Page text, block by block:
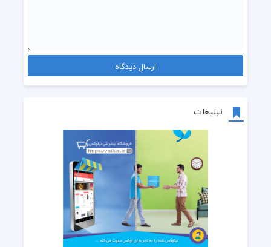
تبلیغات
ولی این ی دفعه با همیشه فرق داشت